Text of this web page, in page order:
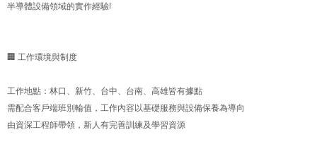
半導體設備領域的實作經驗!
🏢 工作環境與制度
工作地點：林口、新竹、台中、台南、高雄皆有據點
需配合客戶端班別輪值，工作內容以基礎服務與設備保養為導向
由資深工程師帶領，新人有完善訓練及學習資源